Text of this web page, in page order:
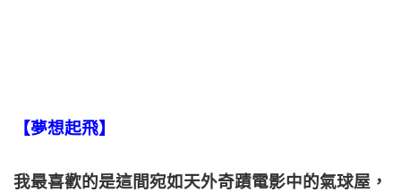
【夢想起飛】
我最喜歡的是這間宛如天外奇蹟電影中的氣球屋，